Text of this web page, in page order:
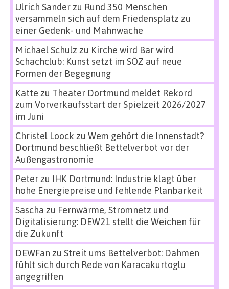
Ulrich Sanderzu Rund 350 Menschen
versammeln sich auf dem Friedensplatz zu
einer Gedenk- und Mahnwache
Michael Schulz zu Kirche wird Bar wird
Schachclub: Kunst setzt im SÖZ auf neue
Formen der Begegnung
Katte zu Theater Dortmund meldet Rekord
zum Vorverkaufsstart der Spielzeit 2026/2027
im Juni
Christel Loock zu Wem gehört die Innenstadt?
Dortmund beschließt Bettelverbot vor der
Außengastronomie
Peterzu IHK Dortmund: Industrie klagt über
hohe Energiepreise und fehlende Planbarkeit
Sascha zu Fernwärme, Stromnetz und
Digitalisierung: DEW21 stellt die Weichen für
die Zukunft
DEWFan zu Streit ums Bettelverbot: Dahmen
fühlt sich durch Rede von Karacakurtoglu
angegriffen